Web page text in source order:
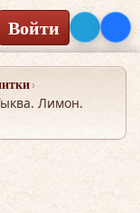
Войти
›
Лимон.